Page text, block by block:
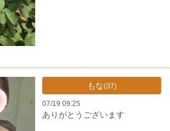
もな(37)
07/19 09:25
ありがとうございます